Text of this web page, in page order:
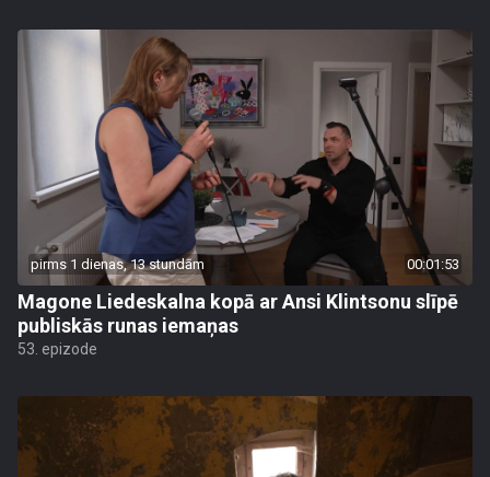
pirms 1 dienas, 13 stundām 00:01:53
Magone Liedeskalna kopā ar Ansi Klintsonu slīpē
publiskās runas iemaņas
53. epizode